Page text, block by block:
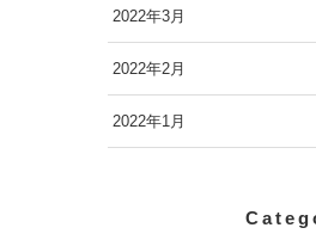
2022年3月
2022年2月
2022年1月